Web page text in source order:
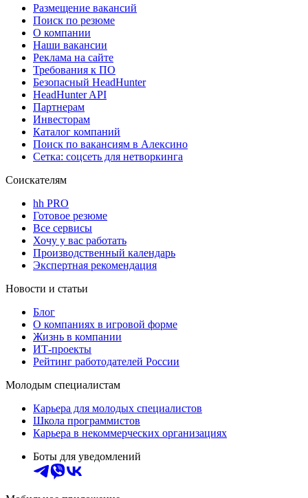
Размещение вакансий
Поиск по резюме
О компании
Наши вакансии
Реклама на сайте
Требования к ПО
Безопасный HeadHunter
HeadHunter API
Партнерам
Инвесторам
Каталог компаний
Поиск по вакансиям в Алексино
Сетка: соцсеть для нетворкинга
Соискателям
hh PRO
Готовое резюме
Все сервисы
Хочу у вас работать
Производственный календарь
Экспертная рекомендация
Новости и статьи
Блог
О компаниях в игровой форме
Жизнь в компании
ИТ-проекты
Рейтинг работодателей России
Молодым специалистам
Карьера для молодых специалистов
Школа программистов
Карьера в некоммерческих организациях
Боты для уведомлений